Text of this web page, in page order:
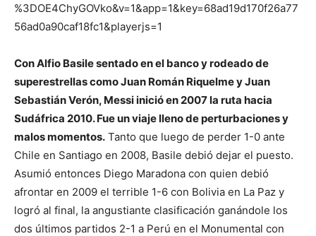
%3DOE4ChyGOVko&v=1&app=1&key=68ad19d170f26a77
56ad0a90caf18fc1&playerjs=1
Con Alfio Basile sentado en el banco y rodeado de
superestrellas como Juan Román Riquelme y Juan
Sebastián Verón, Messi inició en 2007 la ruta hacia
Sudáfrica 2010. Fue un viaje lleno de perturbaciones y
malos momentos. Tanto que luego de perder 1-0 ante
Chile en Santiago en 2008, Basile debió dejar el puesto.
Asumió entonces Diego Maradona con quien debió
afrontar en 2009 el terrible 1-6 con Bolivia en La Paz y
logró al final, la angustiante clasificación ganándole los
dos últimos partidos 2-1 a Perú en el Monumental con